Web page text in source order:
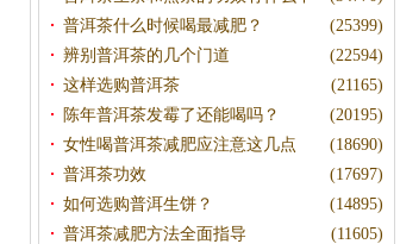
(25399)
普洱茶什么时候喝最减肥？
(22594)
辨别普洱茶的几个门道
(21165)
这样选购普洱茶
(20195)
陈年普洱茶发霉了还能喝吗？
(18690)
女性喝普洱茶减肥应注意这几点
(17697)
普洱茶功效
(14895)
如何选购普洱生饼？
(11605)
普洱茶减肥方法全面指导